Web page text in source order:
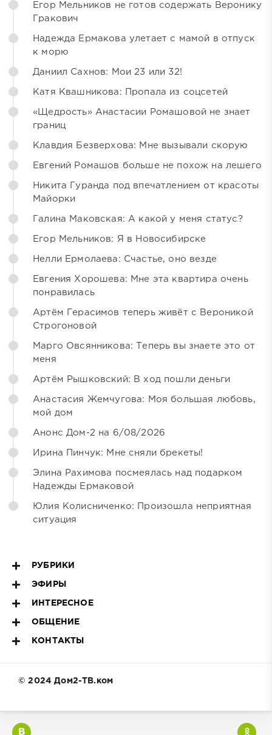
Егор Мельников не готов содержать Веронику
Гракович
Надежда Ермакова улетает с мамой в отпуск
к морю
Даниил Сахнов: Мои 23 или 32!
Катя Квашникова: Пропала из соцсетей
«Щедрость» Анастасии Ромашовой не знает
границ
Клавдия Безверхова: Мне вызывали скорую
Евгений Ромашов больше не похож на лешего
Никита Гуранда под впечатлением от красоты
Майорки
Галина Маковская: А какой у меня статус?
Егор Мельников: Я в Новосибирске
Нелли Ермолаева: Счастье, оно везде
Евгения Хорошева: Мне эта квартира очень
понравилась
Артём Герасимов теперь живёт с Вероникой
Строгоновой
Марго Овсянникова: Теперь вы знаете это от
меня
Артём Рышковский: В ход пошли деньги
Анастасия Жемчугова: Моя большая любовь,
мой дом
Анонс Дом-2 на 6/08/2026
Ирина Пинчук: Мне сняли брекеты!
Элина Рахимова посмеялась над подарком
Надежды Ермаковой
Юлия Колисниченко: Произошла неприятная
ситуация
РУБРИКИ
ЭФИРЫ
ИНТЕРЕСНОЕ
ОБЩЕНИЕ
КОНТАКТЫ
© 2024 Дом2-ТВ.ком